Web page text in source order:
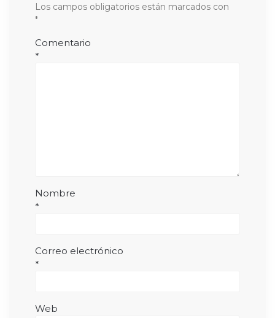
Los campos obligatorios están marcados con
*
Comentario
*
Nombre
*
Correo electrónico
*
Web